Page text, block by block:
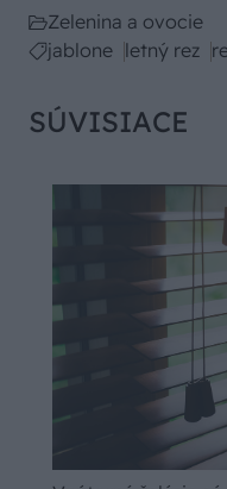
Zelenina a ovocie
jablone letný rez
SÚVISIACE